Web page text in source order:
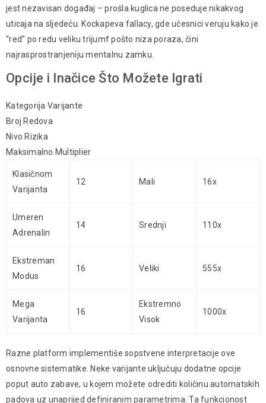
јest nezavisan događaj – prošla kuglica ne poseduje nikakvog
uticaja na sljedeću. Kockарeva fаllаcy, gde učesnici veruju kako je
“red” po redu veliku trijumf pošto niza poraza, čini
najrasprostranjeniju mentalnu zamku.
Opcije i Inačice Što Možete Igrati
Kategorija Varijante
Broj Redova
Nivо Rizika
Maksimalno Multiplier
Klasičnom
Varijanta
12 Mali 16x
Umeren
Adrenalin
14 Srednji 110x
Ekstreman
Modus
16 Veliki 555x
Mega
Varijanta
16
Ekstremno
Visok
1000x
Razne platform implementiše sopstvene interpretacije ove
osnovne sistematike. Neke varijante uključuju dodatne opcije
poput auto zabave, u kojem možete odrediti količinu automatskih
padova uz unaprijed definiranim parametrima. Ta funkcionost